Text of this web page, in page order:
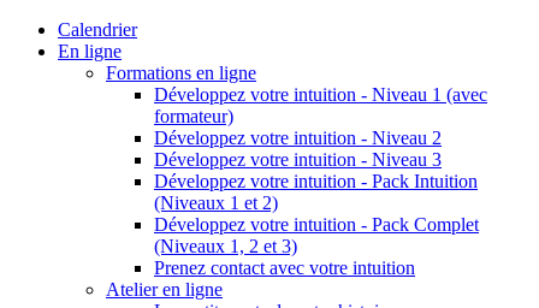
Calendrier
En ligne
Formations en ligne
Développez votre intuition - Niveau 1 (avec
formateur)
Développez votre intuition - Niveau 2
Développez votre intuition - Niveau 3
Développez votre intuition - Pack Intuition
(Niveaux 1 et 2)
Développez votre intuition - Pack Complet
(Niveaux 1, 2 et 3)
Prenez contact avec votre intuition
Atelier en ligne